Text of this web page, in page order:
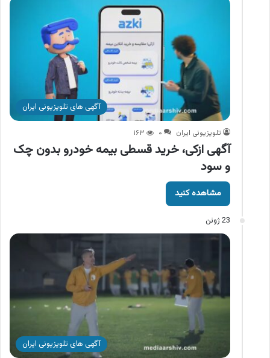
آگهی های تلویزیونی ایران
تلویزیونی ایران ۰ ۱۶۳
آگهی ازکی، خرید قسطی بیمه خودرو بدون چک
و سود
مشاهده کنید
23 ژوئن
آگهی های تلویزیونی ایران